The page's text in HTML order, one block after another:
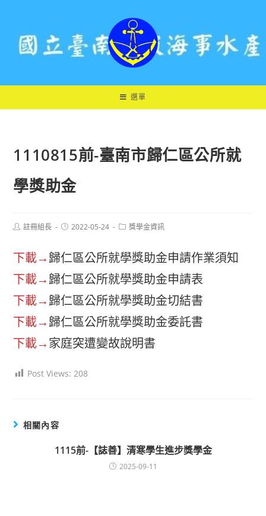
選單
1110815前-臺南市歸仁區公所就
學獎助金
Post註冊組長
Post2022-05-24
Post獎學金資訊
下載→歸仁區公所就學獎助金申請作業須知
下載→歸仁區公所就學獎助金申請表
下載→歸仁區公所就學獎助金切結書
下載→歸仁區公所就學獎助金委託書
下載→家庭突遭變故說明書
Post Views: 208
相關內容
1115前-【誌善】清寒學生進步獎學金
2025-09-11